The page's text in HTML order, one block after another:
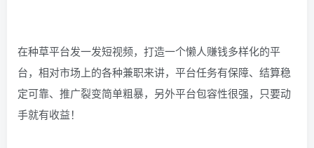
在种草平台发一发短视频，打造一个懒人赚钱多样化的平
台，相对市场上的各种兼职来讲，平台任务有保障、结算稳
定可靠、推广裂变简单粗暴，另外平台包容性很强，只要动
手就有收益！